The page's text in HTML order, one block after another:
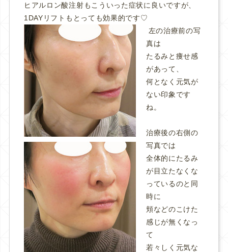
ヒアルロン酸注射もこういった症状に良いですが、
1DAYリフトもとっても効果的です♡
左の治療前の写
真は
たるみと痩せ感
があって、
何となく元気が
ない印象です
ね。
治療後の右側の
写真では
全体的にたるみ
が目立たなくな
っているのと同
時に
頬などのこけた
感じが無くなっ
て
若々しく元気な